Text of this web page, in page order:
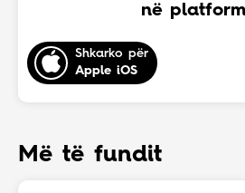
në
Shkarko për
Apple iOS
Më të fundit